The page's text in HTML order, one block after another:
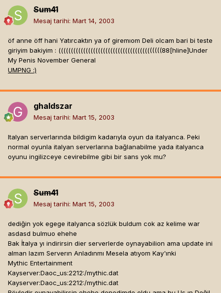
Sum41
Mesaj tarihi: Mart 14, 2003
öf anne öff hani Yatırcaktın ya of giremıom Deli olcam bari bi teste
giriyim bakiyim : ((((((((((((((((((((((((((((((((((((((((((88[hline]Under
My Penis November General
UMPNG :)
ghaldszar
Mesaj tarihi: Mart 15, 2003
Italyan serverlarında bildigim kadarıyla oyun da italyanca. Peki
normal oyunla italyan serverlarına bağlanabilme yada italyanca
oyunu ingilizceye cevirebilme gibi bir sans yok mu?
Sum41
Mesaj tarihi: Mart 15, 2003
dediğin yok egege italyanca sözlük buldum cok az kelime war
asdasd bulmuo ehehe
Bak İtalya yı indirirsin dier serverlerde oynayabilion ama update ini
alman lazım Serverın Anladınmı Mesela atıyom Kay'ınki
Mythic Entertainment
Kayserver:Daoc_us:2212:/mythic.dat
Kayserver:Daoc_us:2212:/mythic.dat